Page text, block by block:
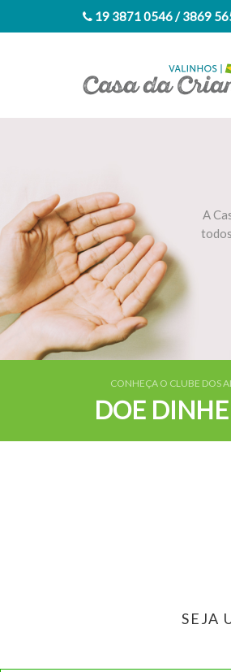
19 3871 0546 / 3869
A
CONHEÇA O CLUBE DOS
DOE
SEJA